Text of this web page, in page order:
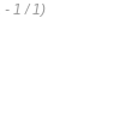
- 1 / 1)